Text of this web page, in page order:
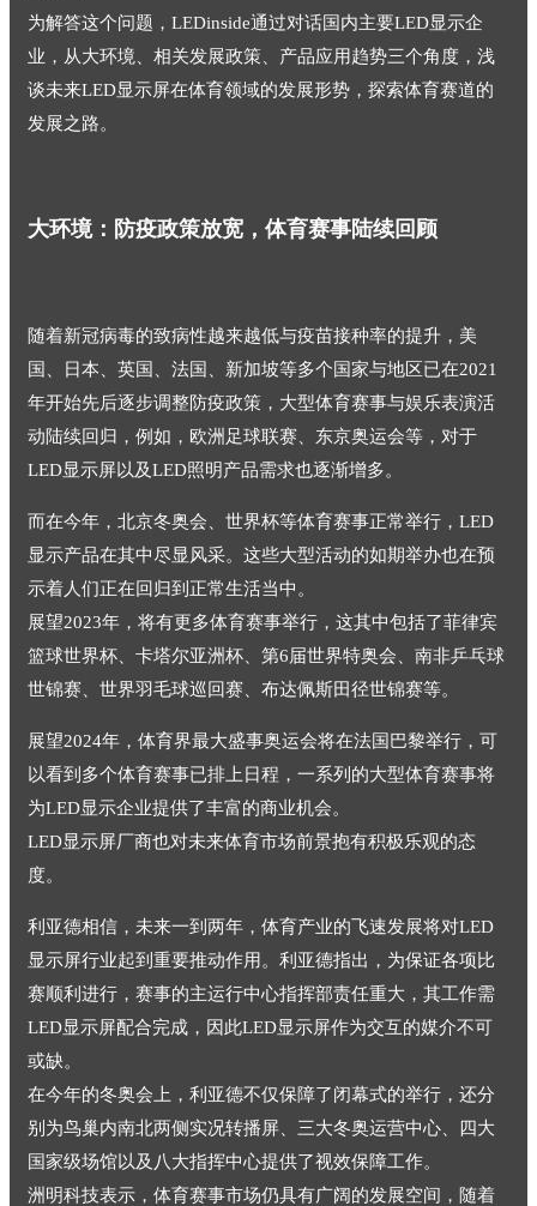
为解答这个问题，LEDinside通过对话国内主要LED显示企
业，从大环境、相关发展政策、产品应用趋势三个角度，浅
谈未来LED显示屏在体育领域的发展形势，探索体育赛道的
发展之路。
大环境：防疫政策放宽，体育赛事陆续回顾
随着新冠病毒的致病性越来越低与疫苗接种率的提升，美
国、日本、英国、法国、新加坡等多个国家与地区已在2021
年开始先后逐步调整防疫政策，大型体育赛事与娱乐表演活
动陆续回归，例如，欧洲足球联赛、东京奥运会等，对于
LED显示屏以及LED照明产品需求也逐渐增多。
而在今年，北京冬奥会、世界杯等体育赛事正常举行，LED
显示产品在其中尽显风采。这些大型活动的如期举办也在预
示着人们正在回归到正常生活当中。
展望2023年，将有更多体育赛事举行，这其中包括了菲律宾
篮球世界杯、卡塔尔亚洲杯、第6届世界特奥会、南非乒乓球
世锦赛、世界羽毛球巡回赛、布达佩斯田径世锦赛等。
展望2024年，体育界最大盛事奥运会将在法国巴黎举行，可
以看到多个体育赛事已排上日程，一系列的大型体育赛事将
为LED显示企业提供了丰富的商业机会。
LED显示屏厂商也对未来体育市场前景抱有积极乐观的态
度。
利亚德相信，未来一到两年，体育产业的飞速发展将对LED
显示屏行业起到重要推动作用。利亚德指出，为保证各项比
赛顺利进行，赛事的主运行中心指挥部责任重大，其工作需
LED显示屏配合完成，因此LED显示屏作为交互的媒介不可
或缺。
在今年的冬奥会上，利亚德不仅保障了闭幕式的举行，还分
别为鸟巢内南北两侧实况转播屏、三大冬奥运营中心、四大
国家级场馆以及八大指挥中心提供了视效保障工作。
洲明科技表示，体育赛事市场仍具有广阔的发展空间，随着